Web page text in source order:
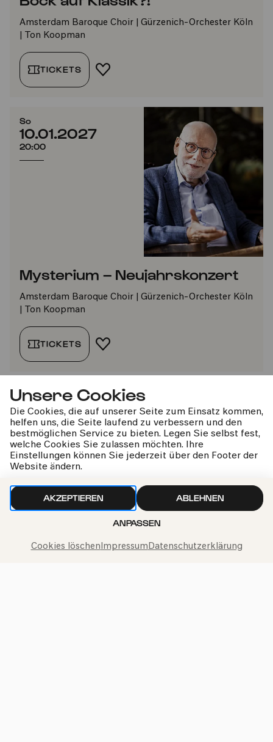
Unsere Cookies
Die Cookies, die auf unserer Seite zum Einsatz kommen,
helfen uns, die Seite laufend zu verbessern und den
bestmöglichen Service zu bieten. Legen Sie selbst fest,
welche Cookies Sie zulassen möchten. Ihre
Einstellungen können Sie jederzeit über den Footer der
Website ändern.
AKZEPTIEREN ABLEHNEN
ANPASSEN
Cookies löschenImpressumDatenschutzerklärung
Amsterdam Baroque Choir | Gürzenich-Orchester Köln
| Ton Koopman
TICKETS FAVORIT HINZUFÜGEN
So
10.01.2027
20:00
Mysterium – Neujahrskonzert
Amsterdam Baroque Choir | Gürzenich-Orchester Köln
| Ton Koopman
TICKETS FAVORIT HINZUFÜGEN
kphil-News direkt in dein Postfach
Wir gehen sorgfältig mit deinen Daten um. Mehr dazu in